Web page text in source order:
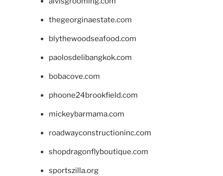
thegeorginaestate.com
blythewoodseafood.com
paolosdelibangkok.com
bobacove.com
phoone24brookfield.com
mickeybarmama.com
roadwayconstructioninc.com
shopdragonflyboutique.com
sportszilla.org